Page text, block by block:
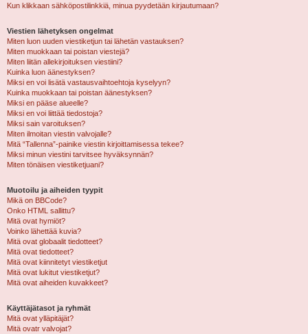
Kun klikkaan sähköpostilinkkiä, minua pyydetään kirjautumaan?
Viestien lähetyksen ongelmat
Miten luon uuden viestiketjun tai lähetän vastauksen?
Miten muokkaan tai poistan viestejä?
Miten liitän allekirjoituksen viestiini?
Kuinka luon äänestyksen?
Miksi en voi lisätä vastausvaihtoehtoja kyselyyn?
Kuinka muokkaan tai poistan äänestyksen?
Miksi en pääse alueelle?
Miksi en voi liittää tiedostoja?
Miksi sain varoituksen?
Miten ilmoitan viestin valvojalle?
Mitä “Tallenna”-painike viestin kirjoittamisessa tekee?
Miksi minun viestini tarvitsee hyväksynnän?
Miten tönäisen viestiketjuani?
Muotoilu ja aiheiden tyypit
Mikä on BBCode?
Onko HTML sallittu?
Mitä ovat hymiöt?
Voinko lähettää kuvia?
Mitä ovat globaalit tiedotteet?
Mitä ovat tiedotteet?
Mitä ovat kiinnitetyt viestiketjut
Mitä ovat lukitut viestiketjut?
Mitä ovat aiheiden kuvakkeet?
Käyttäjätasot ja ryhmät
Mitä ovat ylläpitäjät?
Mitä ovatr valvojat?